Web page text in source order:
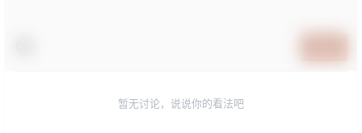
暂无讨论，说说你的看法吧